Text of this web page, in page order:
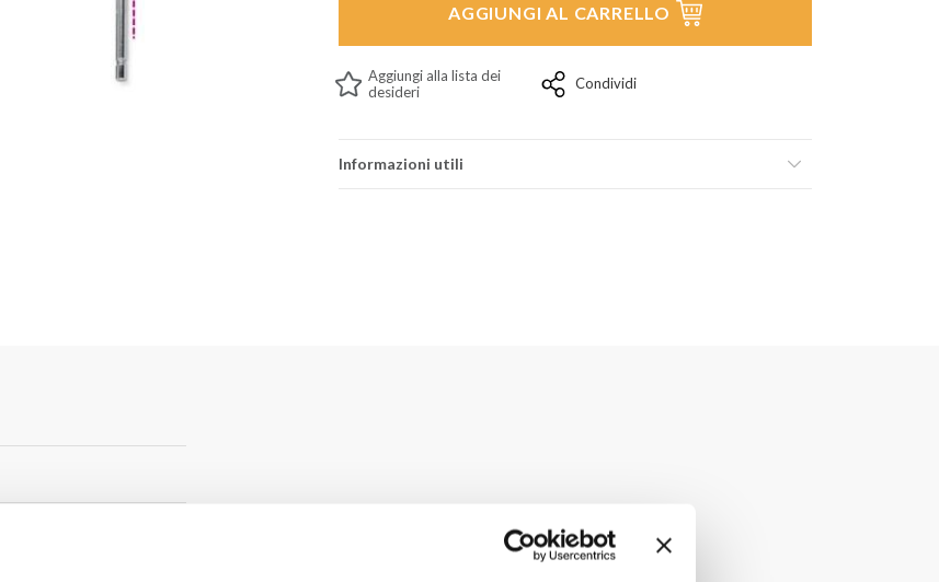
AGGIUNGI AL CARRELLO
Aggiungi alla lista dei
desideri
Condividi
Informazioni utili